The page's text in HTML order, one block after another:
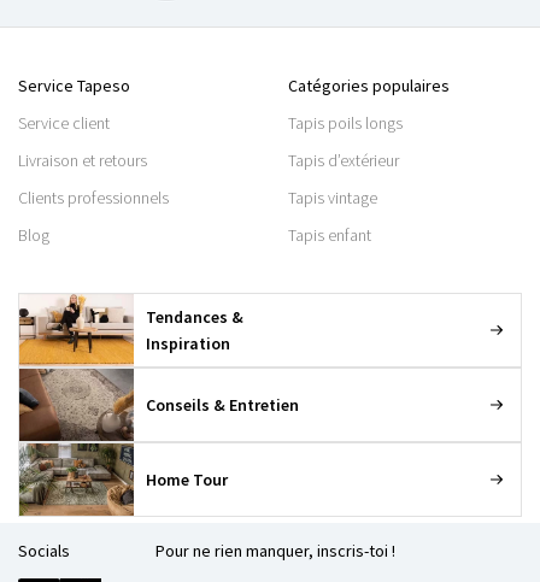
Service Tapeso
Service client
Livraison et retours
Clients professionnels
Blog
Catégories populaires
Tapis poils longs
Tapis d’extérieur
Tapis vintage
Tapis enfant
Tendances &
Inspiration
Conseils & Entretien
Home Tour
Socials Pour ne rien manquer, inscris-toi !